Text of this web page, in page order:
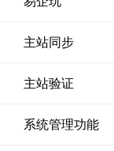
主站同步
主站验证
系统管理功能